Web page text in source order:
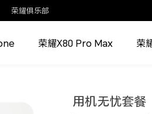
荣耀俱乐部
荣耀X80 Pro Max 荣
用机无忧套餐